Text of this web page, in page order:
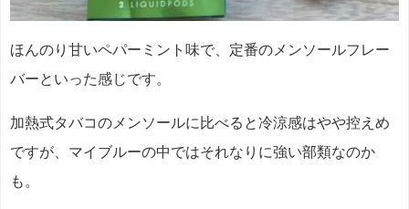
ほんのり甘いペパーミント味で、定番のメンソールフレー
バーといった感じです。
加熱式タバコのメンソールに比べると冷涼感はやや控えめ
ですが、マイブルーの中ではそれなりに強い部類なのか
も。